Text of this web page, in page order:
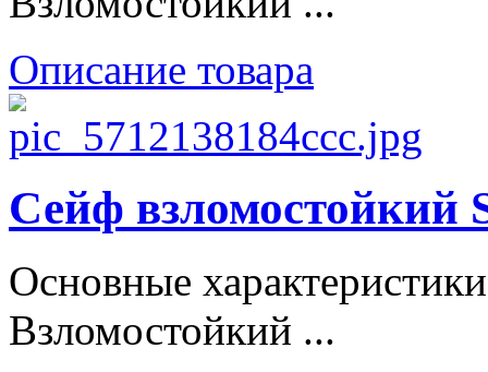
Описание товара
Сейф взломостойкий
Основные
Взломостойкий ...